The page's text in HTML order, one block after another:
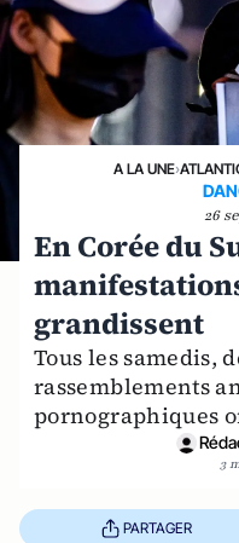
A LA UNE›
26
En Corée du
grandissent
Tous les samedis,
rassemblements
pornographiques
3
PARTAGER